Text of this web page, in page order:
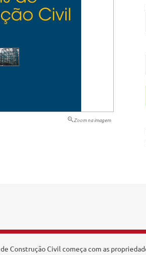
Zoom na imagem
Civil começa com as